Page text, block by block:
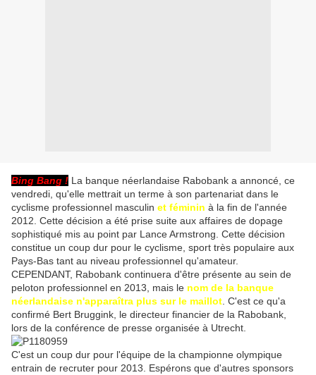
Bing Bang ! La banque néerlandaise Rabobank a annoncé, ce
vendredi, qu'elle mettrait un terme à son partenariat dans le
cyclisme professionnel masculin et féminin à la fin de l'année
2012. Cette décision a été prise suite aux affaires de dopage
sophistiqué mis au point par Lance Armstrong. Cette décision
constitue un coup dur pour le cyclisme, sport très populaire aux
Pays-Bas tant au niveau professionnel qu'amateur.
CEPENDANT, Rabobank continuera d'être présente au sein de
peloton professionnel en 2013, mais le nom de la banque
néerlandaise n'apparaîtra plus sur le maillot . C'est ce qu'a
confirmé Bert Bruggink, le directeur financier de la Rabobank,
lors de la conférence de presse organisée à Utrecht.
C'est un coup dur pour l'équipe de la championne olympique
entrain de recruter pour 2013. Espérons que d'autres sponsors